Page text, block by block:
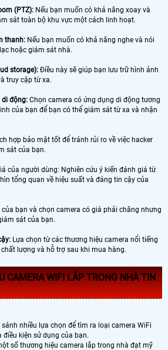
(PTZ): Nếu bạn muốn có khả năng xoay và
sát toàn bộ khu vực một cách linh hoạt.
thanh: Nếu bạn muốn có khả năng nghe và nói
hoặc giám sát nhà.
storage): Điều này sẽ giúp bạn lưu trữ hình ảnh
truy cập từ xa.
động: Chọn camera có ứng dụng di động tương
của bạn để bạn có thể giám sát từ xa và nhận
hợp bảo mật tốt để tránh rủi ro về việc hacker
sát của bạn.
của người dùng: Nghiên cứu ý kiến ​​đánh giá từ
tổng quan về hiệu suất và đáng tin cậy của
bạn và chọn camera có giá phải chăng nhưng
sát của bạn.
Lựa chọn từ các thương hiệu camera nổi tiếng
lượng và hỗ trợ sau khi mua hàng.
CAMERA WIFI LẮP TRONG NHÀ TIN
nhiều lựa chọn để tìm ra loại camera WiFi
kiện sử dụng của bạn.
số thương hiệu camera lắp trong nhà đạt mỹ